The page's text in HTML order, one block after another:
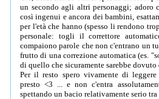
un secondo agli altri personaggi; adoro
così ingenui e ancora dei bambini,
per l'età che hanno (spesso li rendono
personale: togli il correttore
compaiono parole che non c'entrano un
frutto di una correzione automatica (es.
di quello che sicuramente sarebbe dovuto
Per il resto spero vivamente di
presto <3 ... e non c'entra
spettando un bacio relativamente serio tra